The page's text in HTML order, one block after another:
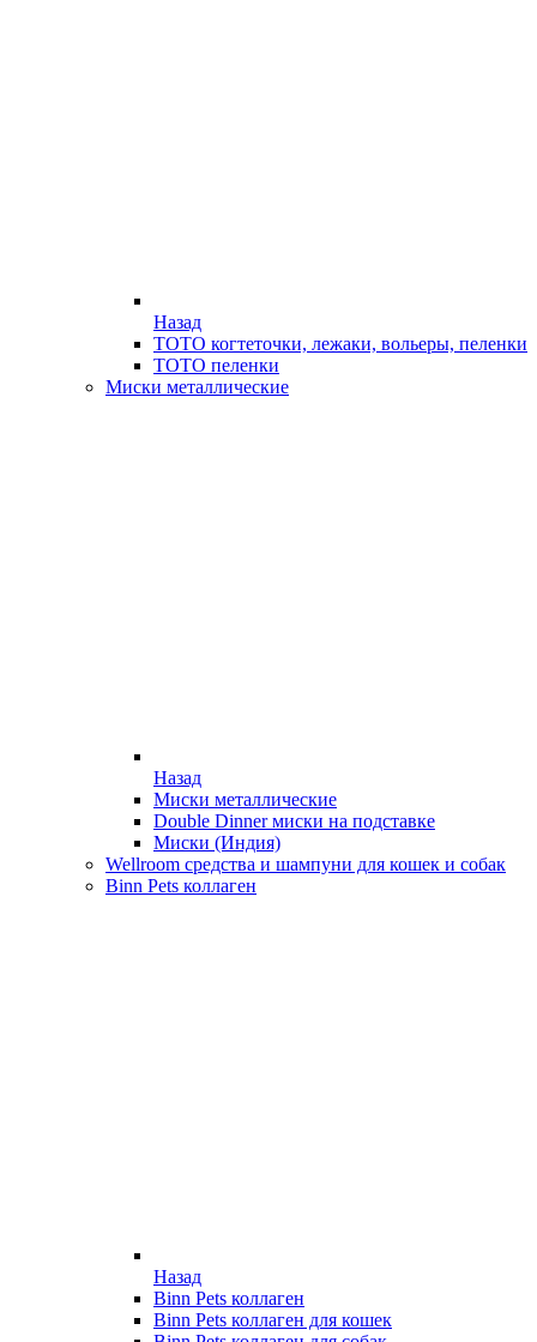
Назад
ТОТО когтеточки, лежаки, вольеры, пеленки
ТОТО пеленки
Миски металлические
Назад
Миски металлические
Double Dinner миски на подставке
Миски (Индия)
Wellroom средства и шампуни для кошек и собак
Binn Pets коллаген
Назад
Binn Pets коллаген
Binn Pets коллаген для кошек